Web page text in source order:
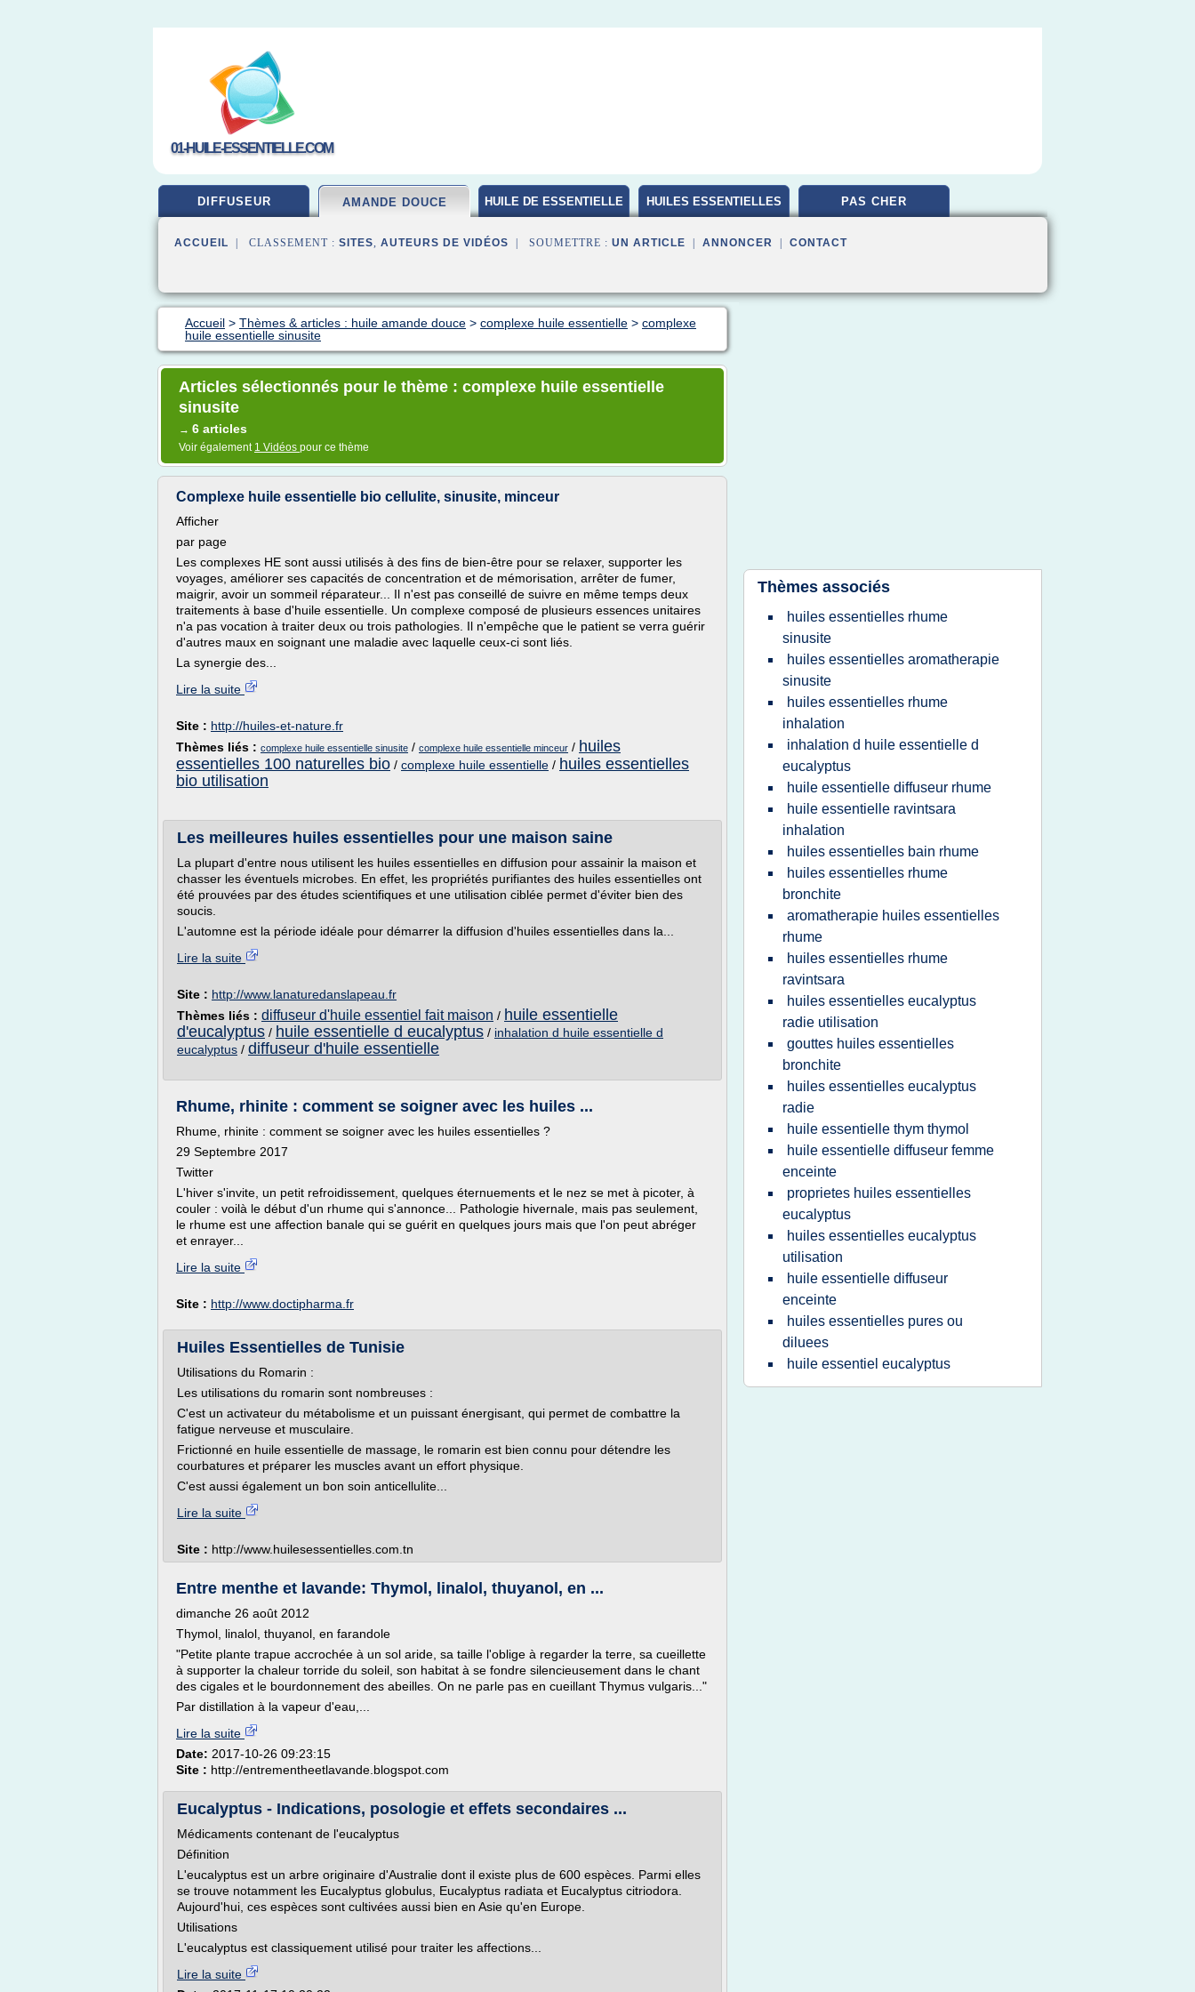
01-HUILE-ESSENTIELLE.COM
DIFFUSEUR AMANDE DOUCE HUILE DE ESSENTIELLE HUILES ESSENTIELLES PAS CHER
ACCUEIL | CLASSEMENT : SITES, AUTEURS DE VIDÉOS | SOUMETTRE : UN ARTICLE ANNONCER CONTACT
Accueil > Thèmes & articles : huile amande douce > complexe huile essentielle > complexe
huile essentielle sinusite
Articles sélectionnés pour le thème : complexe huile essentielle
sinusite
→ 6 articles
Voir également 1 Vidéos pour ce thème
Complexe huile essentielle bio cellulite, sinusite, minceur
Afficher
par page
Les complexes HE sont aussi utilisés à des fins de bien-être pour se relaxer, supporter les
voyages, améliorer ses capacités de concentration et de mémorisation, arrêter de fumer,
maigrir, avoir un sommeil réparateur... Il n'est pas conseillé de suivre en même temps deux
traitements à base d'huile essentielle. Un complexe composé de plusieurs essences unitaires
n'a pas vocation à traiter deux ou trois pathologies. Il n'empêche que le patient se verra guérir
d'autres maux en soignant une maladie avec laquelle ceux-ci sont liés.
La synergie des...
Lire la suite
Site : http://huiles-et-nature.fr
Thèmes liés : complexe huile essentielle sinusite / complexe huile essentielle minceur / huiles
essentielles 100 naturelles bio / complexe huile essentielle / huiles essentielles
bio utilisation
Les meilleures huiles essentielles pour une maison saine
La plupart d'entre nous utilisent les huiles essentielles en diffusion pour assainir la maison et
chasser les éventuels microbes. En effet, les propriétés purifiantes des huiles essentielles ont
été prouvées par des études scientifiques et une utilisation ciblée permet d'éviter bien des
soucis.
L'automne est la période idéale pour démarrer la diffusion d'huiles essentielles dans la...
Lire la suite
Site : http://www.lanaturedanslapeau.fr
Thèmes liés : diffuseur d'huile essentiel fait maison / huile essentielle
d'eucalyptus / huile essentielle d eucalyptus / inhalation d huile essentielle d
eucalyptus / diffuseur d'huile essentielle
Rhume, rhinite : comment se soigner avec les huiles ...
Rhume, rhinite : comment se soigner avec les huiles essentielles ?
29 Septembre 2017
Twitter
L'hiver s'invite, un petit refroidissement, quelques éternuements et le nez se met à picoter, à
couler : voilà le début d'un rhume qui s'annonce... Pathologie hivernale, mais pas seulement,
le rhume est une affection banale qui se guérit en quelques jours mais que l'on peut abréger
et enrayer...
Lire la suite
Site : http://www.doctipharma.fr
Huiles Essentielles de Tunisie
Utilisations du Romarin :
Les utilisations du romarin sont nombreuses :
C'est un activateur du métabolisme et un puissant énergisant, qui permet de combattre la
fatigue nerveuse et musculaire.
Frictionné en huile essentielle de massage, le romarin est bien connu pour détendre les
courbatures et préparer les muscles avant un effort physique.
C'est aussi également un bon soin anticellulite...
Lire la suite
Site : http://www.huilesessentielles.com.tn
Entre menthe et lavande: Thymol, linalol, thuyanol, en ...
dimanche 26 août 2012
Thymol, linalol, thuyanol, en farandole
"Petite plante trapue accrochée à un sol aride, sa taille l'oblige à regarder la terre, sa cueillette
à supporter la chaleur torride du soleil, son habitat à se fondre silencieusement dans le chant
des cigales et le bourdonnement des abeilles. On ne parle pas en cueillant Thymus vulgaris..."
Par distillation à la vapeur d'eau,...
Lire la suite
Date: 2017-10-26 09:23:15
Site : http://entrementheetlavande.blogspot.com
Eucalyptus - Indications, posologie et effets secondaires ...
Médicaments contenant de l'eucalyptus
Définition
L'eucalyptus est un arbre originaire d'Australie dont il existe plus de 600 espèces. Parmi elles
se trouve notamment les Eucalyptus globulus, Eucalyptus radiata et Eucalyptus citriodora.
Aujourd'hui, ces espèces sont cultivées aussi bien en Asie qu'en Europe.
Utilisations
L'eucalyptus est classiquement utilisé pour traiter les affections...
Lire la suite
Thèmes associés
huiles essentielles rhume
sinusite
huiles essentielles aromatherapie
sinusite
huiles essentielles rhume
inhalation
inhalation d huile essentielle d
eucalyptus
huile essentielle diffuseur rhume
huile essentielle ravintsara
inhalation
huiles essentielles bain rhume
huiles essentielles rhume
bronchite
aromatherapie huiles essentielles
rhume
huiles essentielles rhume
ravintsara
huiles essentielles eucalyptus
radie utilisation
gouttes huiles essentielles
bronchite
huiles essentielles eucalyptus
radie
huile essentielle thym thymol
huile essentielle diffuseur femme
enceinte
proprietes huiles essentielles
eucalyptus
huiles essentielles eucalyptus
utilisation
huile essentielle diffuseur
enceinte
huiles essentielles pures ou
diluees
huile essentiel eucalyptus